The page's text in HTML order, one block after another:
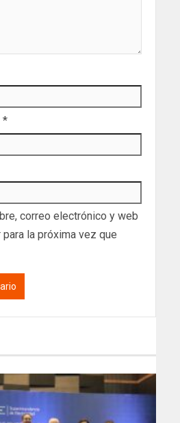
*
correo electrónico y web
la próxima vez que